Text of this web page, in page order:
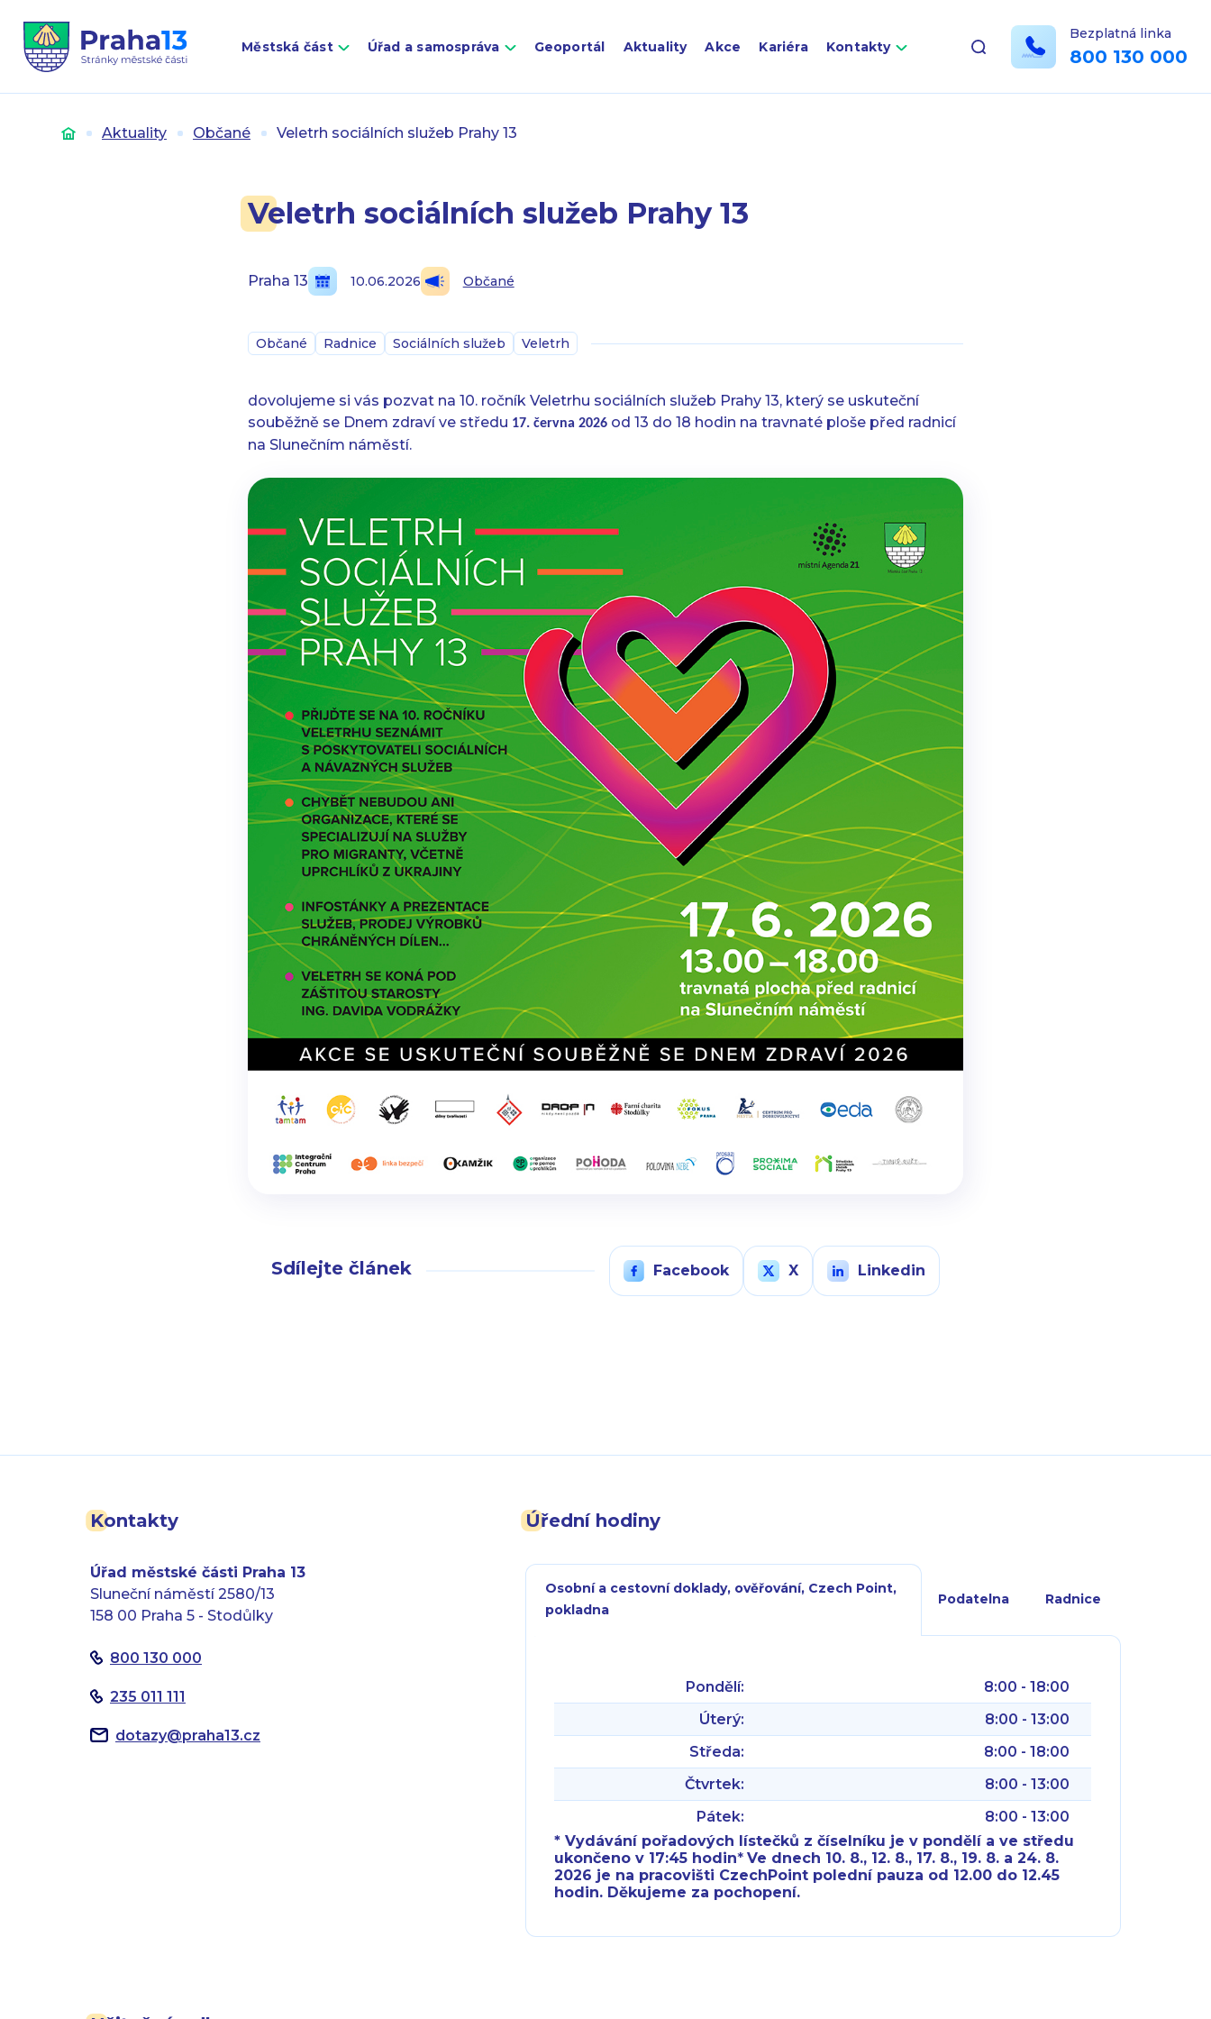
Městská část Úřad a samospráva Geoportál Aktuality Akce Kariéra Kontakty
Bezplatná linka
800 130 000
Úvod Aktuality Občané Veletrh sociálních služeb Prahy 13
Veletrh sociálních služeb Prahy 13
Praha 13 10.06.2026 Občané
Občané Radnice Sociálních služeb Veletrh
dovolujeme si vás pozvat na 10. ročník Veletrhu sociálních služeb Prahy 13, který se uskuteční
souběžně se Dnem zdraví ve středu 17. června 2026od 13 do 18 hodin na travnaté ploše před radnicí
na Slunečním náměstí.
Sdílejte článek Facebook X Linkedin
Kontakty
Úřad městské části Praha 13
Sluneční náměstí 2580/13
158 00 Praha 5 - Stodůlky
800 130 000
235 011 111
dotazy@praha13.cz
Úřední hodiny
Osobní a cestovní doklady, ověřování, Czech Point,
pokladna
Podatelna Radnice
Pondělí:
8:00 - 18:00
Úterý:
8:00 - 13:00
Středa:
8:00 - 18:00
Čtvrtek:
8:00 - 13:00
Pátek:
8:00 - 13:00
* Vydávání pořadových lístečků z číselníku je v pondělí a ve středu
ukončeno v 17:45 hodin*Ve dnech 10. 8., 12. 8., 17. 8., 19. 8. a 24. 8.
2026 je na pracovišti CzechPoint polední pauza od 12.00 do 12.45
hodin. Děkujeme za pochopení.